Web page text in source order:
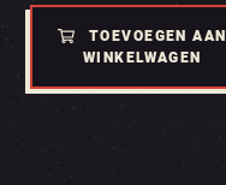
TOEVOEGEN AAN
WINKELWAGEN